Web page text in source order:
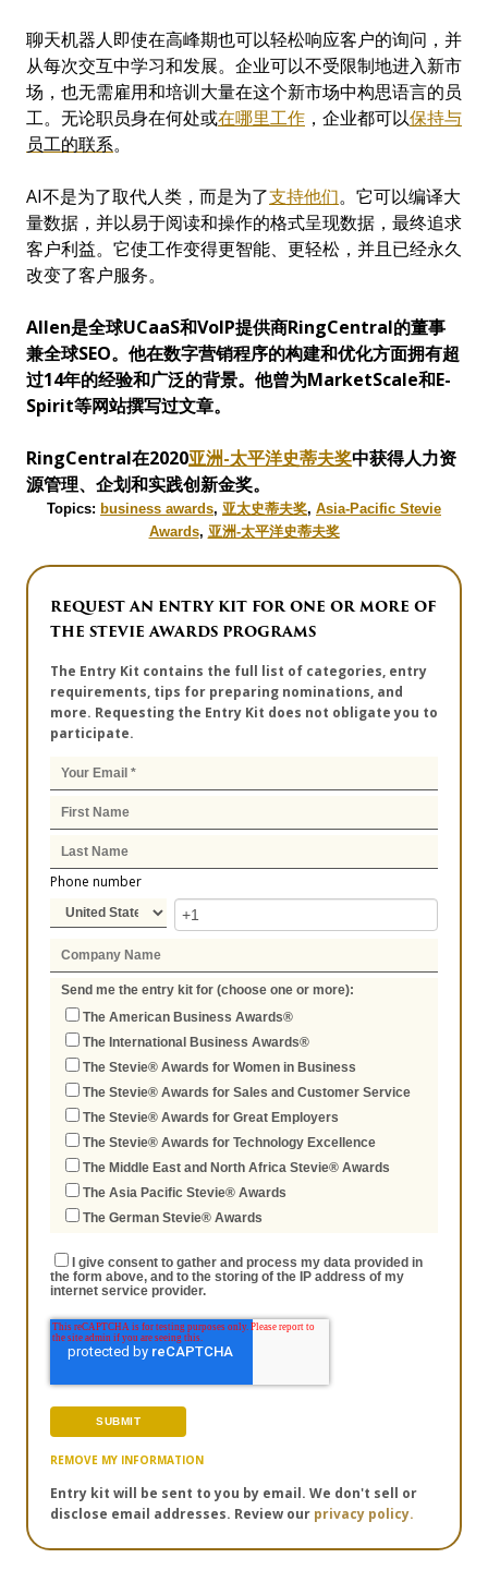
聊天机器人即使在高峰期也可以轻松响应客户的询问，并
从每次交互中学习和发展。企业可以不受限制地进入新市
场，也无需雇用和培训大量在这个新市场中构思语言的员
工。无论职员身在何处或在哪里工作 ，企业都可以保持与
员工的联系。
AI不是为了取代人类，而是为了支持他们。它可以编译大
量数据，并以易于阅读和操作的格式呈现数据，最终追求
客户利益。它使工作变得更智能、更轻松，并且已经永久
改变了客户服务。
Allen是全球UCaaS和VoIP提供商RingCentral的董事
兼全球SEO。他在数字营销程序的构建和优化方面拥有超
过14年的经验和广泛的背景。他曾为MarketScale和E-
Spirit等网站撰写过文章。
RingCentral在2020亚洲-太平洋史蒂夫奖中获得人力资
源管理、企划和实践创新金奖。
Topics: business awards, 亚太史蒂夫奖, Asia-Pacific Stevie
Awards, 亚洲-太平洋史蒂夫奖
REQUEST AN ENTRY KIT FOR ONE OR MORE OF
THE STEVIE AWARDS PROGRAMS
The Entry Kit contains the full list of categories, entry
requirements, tips for preparing nominations, and
more. Requesting the Entry Kit does not obligate you to
participate.
Phone number
Send me the entry kit for (choose one or more):
The American Business Awards®
The International Business Awards®
The Stevie® Awards for Women in Business
The Stevie® Awards for Sales and Customer Service
The Stevie® Awards for Great Employers
The Stevie® Awards for Technology Excellence
The Middle East and North Africa Stevie® Awards
The Asia Pacific Stevie® Awards
The German Stevie® Awards
I give consent to gather and process my data provided in
the form above, and to the storing of the IP address of my
internet service provider.
REMOVE MY INFORMATION
Entry kit will be sent to you by email. We don't sell or
disclose email addresses. Review our privacy policy.